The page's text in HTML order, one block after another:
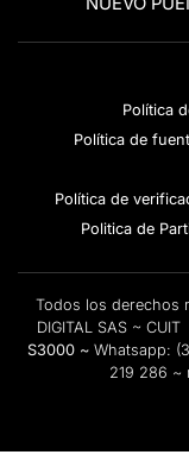
Política
Política de
Política de
Politica de
Todos los derechos
DIGITAL SAS ~
S3000 ~ Whatsapp:
219 286 ~